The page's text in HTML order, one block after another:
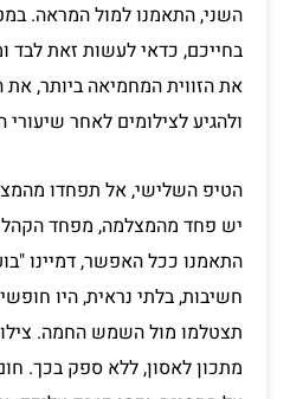
השני, התאמנו למול המראה.
בחייכם, כדאי לעשות זאת לבד
את הזווית המחמיאה ביותר, את
ולהגיע לצילומים לאחר שיעורי
הטיפ השלישי, אל תפחדו
יש פחד מהמצלמה, מפחד הקהל
התאמנו ככל האפשר, דמיינו
חשיבות, בלתי נראית, היו
תצטלמו מול השמש החמה.
מתכון לאסון, ללא ספק בכך.